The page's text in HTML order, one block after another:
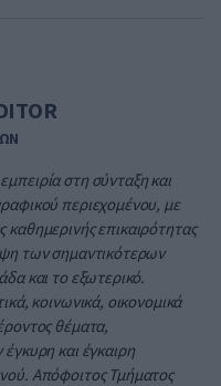
στη σύνταξη και
περιεχομένου, με
επικαιρότητας
των σημαντικότερων
και το εξωτερικό.
κοινωνικά, οικονομικά
θέματα,
και έγκαιρη
Απόφοιτος Τμήματος